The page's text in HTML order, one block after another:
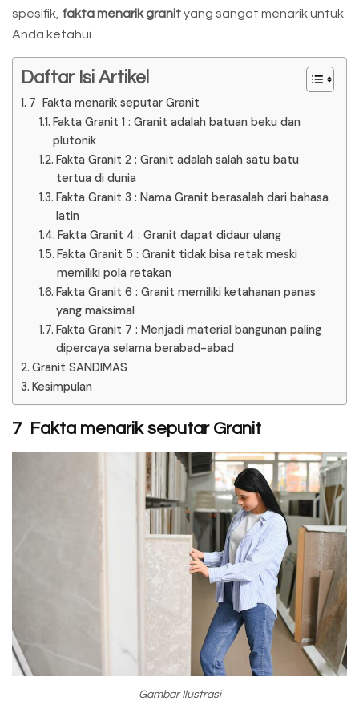
spesifik, fakta menarik granityang sangat menarik untuk
Anda ketahui.
Daftar Isi Artikel
7 Fakta menarik seputar Granit
Fakta Granit 1 : Granit adalah batuan beku dan
plutonik
Fakta Granit 2 : Granit adalah salah satu batu
tertua di dunia
Fakta Granit 3 : Nama Granit berasalah dari bahasa
latin
Fakta Granit 4 : Granit dapat didaur ulang
Fakta Granit 5 : Granit tidak bisa retak meski
memiliki pola retakan
Fakta Granit 6 : Granit memiliki ketahanan panas
yang maksimal
Fakta Granit 7 : Menjadi material bangunan paling
dipercaya selama berabad-abad
Granit SANDIMAS
Kesimpulan
7 Fakta menarik seputar Granit
Gambar Ilustrasi